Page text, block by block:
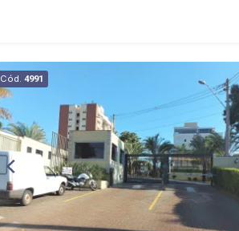
Área gourmet com churrasqueira, Salão
de festas, Portaria 24hrs; - Próximo ao
Lojinha Bella Città produção Pães
Especiais, Casa da Flor | Creche Pet |
Banho e Tosa, City Pão Ribeirão Preto
Cód. 4991